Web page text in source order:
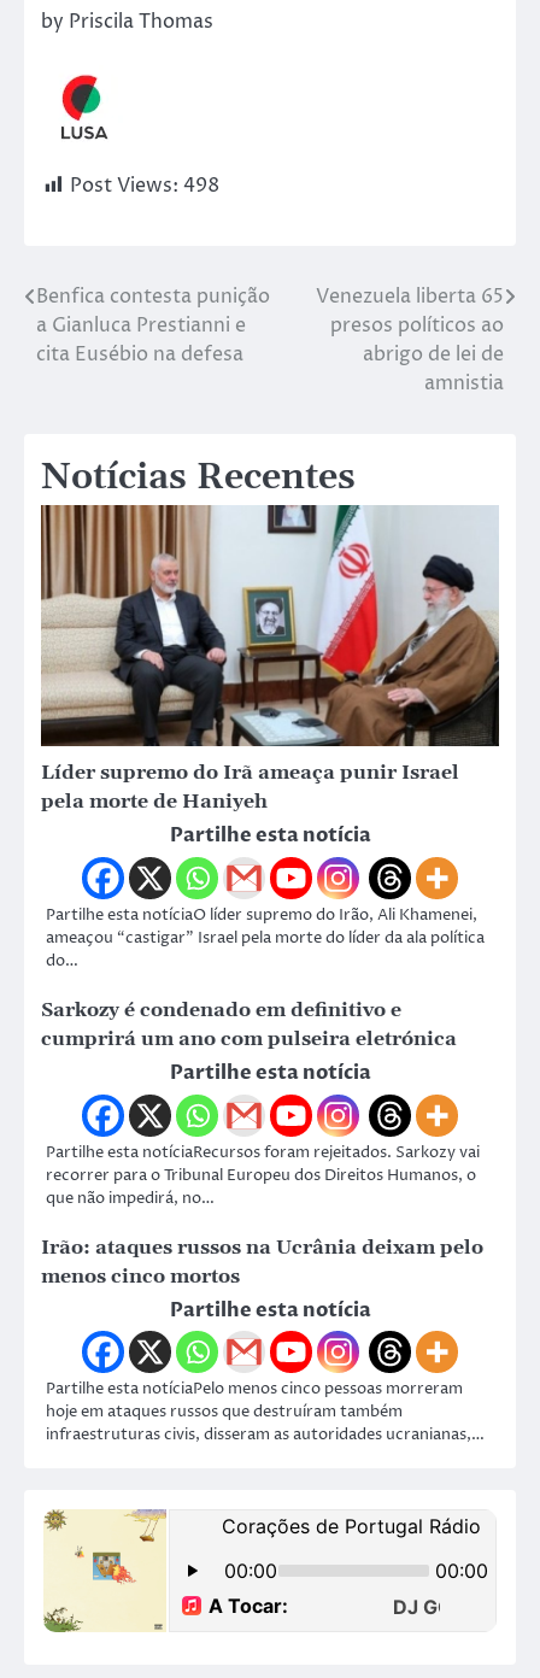
by Priscila Thomas
Post Views: 498
Benfica contesta punição
a Gianluca Prestianni e
cita Eusébio na defesa
Venezuela liberta 65
presos políticos ao
abrigo de lei de
amnistia
Notícias Recentes
Líder supremo do Irã ameaça punir Israel
pela morte de Haniyeh
Partilhe esta notícia
Partilhe esta notíciaO líder supremo do Irão, Ali Khamenei,
ameaçou “castigar” Israel pela morte do líder da ala política
do…
Sarkozy é condenado em definitivo e
cumprirá um ano com pulseira eletrónica
Partilhe esta notícia
Partilhe esta notíciaRecursos foram rejeitados. Sarkozy vai
recorrer para o Tribunal Europeu dos Direitos Humanos, o
que não impedirá, no…
Irão: ataques russos na Ucrânia deixam pelo
menos cinco mortos
Partilhe esta notícia
Partilhe esta notíciaPelo menos cinco pessoas morreram
hoje em ataques russos que destruíram também
infraestruturas civis, disseram as autoridades ucranianas,…